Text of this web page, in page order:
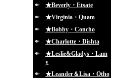
★Beverly・Etsate
★Virginia・Quam
★Bobby・Concho
★Charlotte・Dishta
★Leslie&Gladys・Lam
y
★Leander＆Lisa・Otho